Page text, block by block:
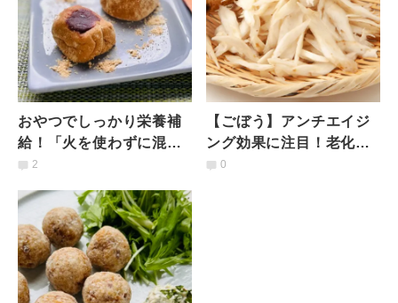
おやつでしっかり栄養補
給！「火を使わずに混ぜ
るだけ」の長芋のあんこ
2
【ごぼう】アンチエイジ
ング効果に注目！老化防
止効果が高まるおすすめ
0